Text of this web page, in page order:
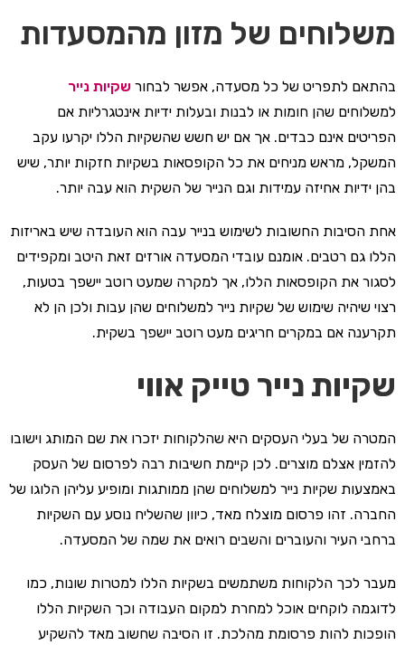
משלוחים של מזון מהמסעדות
בהתאם לתפריט של כל מסעדה, אפשר לבחור שקיות נייר
למשלוחים שהן חומות או לבנות ובעלות ידיות אינטגרליות אם
הפריטים אינם כבדים. אך אם יש חשש שהשקיות הללו יקרעו עקב
המשקל, מראש מניחים את כל הקופסאות בשקיות חזקות יותר, שיש
בהן ידיות אחיזה עמידות וגם הנייר של השקית הוא עבה יותר.
אחת הסיבות החשובות לשימוש בנייר עבה הוא העובדה שיש באריזות
הללו גם רטבים. אומנם עובדי המסעדה אורזים זאת היטב ומקפידים
לסגור את הקופסאות הללו, אך למקרה שמעט רוטב יישפך בטעות,
רצוי שיהיה שימוש של שקיות נייר למשלוחים שהן עבות ולכן הן לא
תקרענה אם במקרים חריגים מעט רוטב יישפך בשקית.
שקיות נייר טייק אווי
המטרה של בעלי העסקים היא שהלקוחות יזכרו את שם המותג וישובו
להזמין אצלם מוצרים. לכן קיימת חשיבות רבה לפרסום של העסק
באמצעות שקיות נייר למשלוחים שהן ממותגות ומופיע עליהן הלוגו של
החברה. זהו פרסום מוצלח מאד, כיוון שהשליח נוסע עם השקיות
ברחבי העיר והעוברים והשבים רואים את שמה של המסעדה.
מעבר לכך הלקוחות משתמשים בשקיות הללו למטרות שונות, כמו
לדוגמה לוקחים אוכל למחרת למקום העבודה וכך השקיות הללו
הופכות להות פרסומת מהלכת. זו הסיבה שחשוב מאד להשקיע